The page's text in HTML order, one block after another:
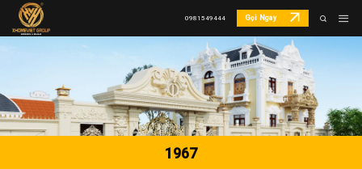
Skip
0981549444 Gọi Ngay
1967